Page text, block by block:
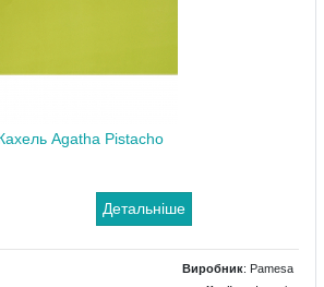
Agatha Pistacho
Детальніше
Виробник: Pamesa